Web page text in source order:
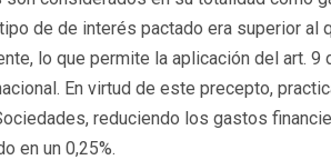
de de interés pactado era superior al
lo que permite la aplicación del art. 9
En virtud de este precepto,
reduciendo los gastos
en un 0,25%.